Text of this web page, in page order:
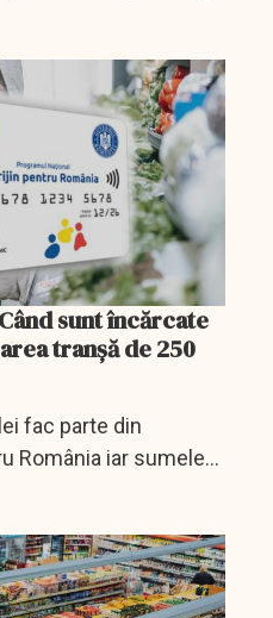
precum
sunt încărcate
tranşă de 250
fac parte din
România iar sumele
două luni.